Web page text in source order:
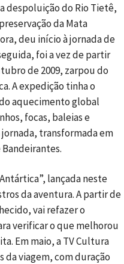
despoluição do Rio Tietê,
da Mata
deu início à jornada de
foi a vez de partir
de 2009, zarpou do
A expedição tinha o
aquecimento global
focas, baleias e
transformada em
lançada neste
da aventura. A partir de
vai refazer o
verificar o que melhorou
Em maio, a TV Cultura
da viagem, com duração